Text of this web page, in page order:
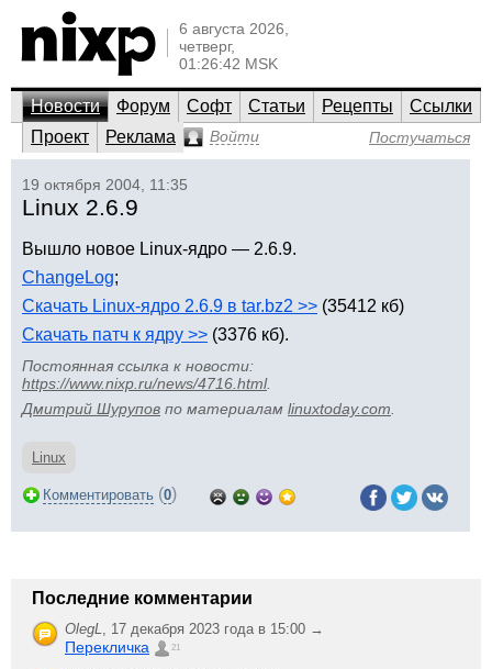
6 августа 2026,
четверг,
01:26:42 MSK
Новости Форум Софт Статьи Рецепты
Ссылки
Проект
Реклама Войти Постучаться
19 октября 2004, 11:35
Linux 2.6.9
Вышло новое Linux-ядро — 2.6.9.
ChangeLog;
Скачать Linux-ядро 2.6.9 в tar.bz2 >> (35412 кб)
Скачать патч к ядру >> (3376 кб).
Постоянная ссылка к новости:
https://www.nixp.ru/news/4716.html.
Дмитрий Шурупов по материалам linuxtoday.com
Linux
Комментировать (0)
Последние комментарии
OlegL, 17 декабря 2023 года в 15:00 →
Перекличка 21